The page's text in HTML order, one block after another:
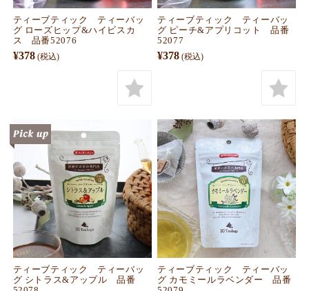
ティーブティック ティーバッ
グ ローズヒップ&ハイビスカ
ス 品番52076
¥378 (税込)
ティーブティック ティーバッ
グ ピーチ&アプリコット 品番
52077
¥378 (税込)
ティーブティック ティーバッ
グ シトラス&アップル 品番
ティーブティック ティーバッ
グ カモミールラベンダー 品番